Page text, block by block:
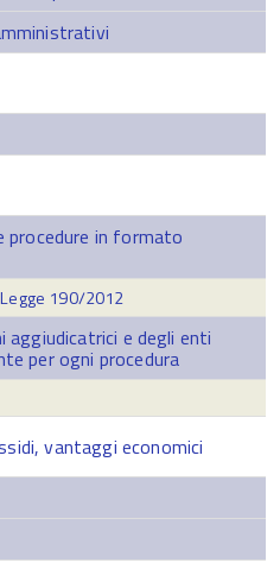
procedure in formato
190/2012
e degli enti
per ogni procedura
vantaggi economici